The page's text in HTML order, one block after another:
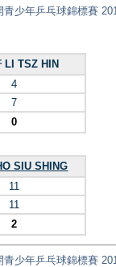
少年乒乓球錦標賽
LI TSZ HIN
4
7
0
SIU SHING
11
11
2
少年乒乓球錦標賽